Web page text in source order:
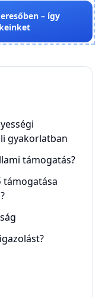
– így
gyakorlatban
támogatás?